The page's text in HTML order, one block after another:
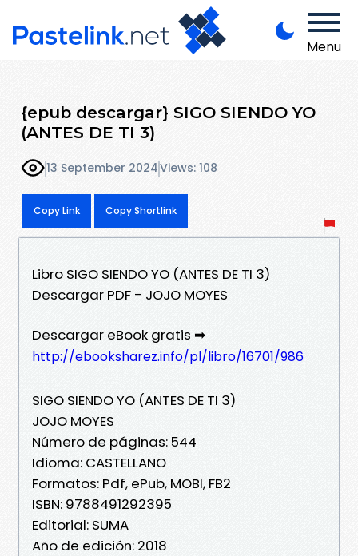
Menu
{epub descargar} SIGO SIENDO YO
(ANTES DE TI 3)
13 September 2024Views: 108
Copy Link Copy Shortlink
Libro SIGO SIENDO YO (ANTES DE TI 3)
Descargar PDF - JOJO MOYES
Descargar eBook gratis ➡
http://ebooksharez.info/pl/libro/16701/986
SIGO SIENDO YO (ANTES DE TI 3)
JOJO MOYES
Número de páginas: 544
Idioma: CASTELLANO
Formatos: Pdf, ePub, MOBI, FB2
ISBN: 9788491292395
Editorial: SUMA
Año de edición: 2018